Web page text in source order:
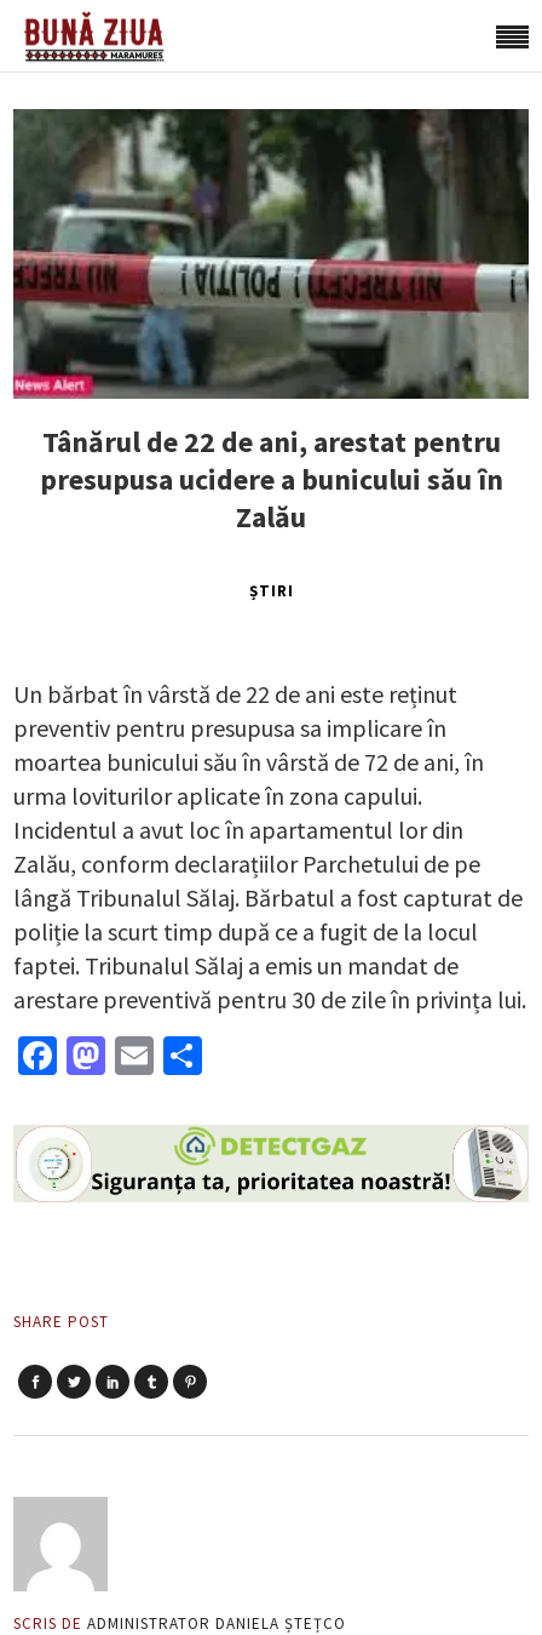
Tânărul de 22 de ani, arestat pentru
presupusa ucidere a bunicului său în
Zalău
ȘTIRI
Un bărbat în vârstă de 22 de ani este reținut
preventiv pentru presupusa sa implicare în
moartea bunicului său în vârstă de 72 de ani, în
urma loviturilor aplicate în zona capului.
Incidentul a avut loc în apartamentul lor din
Zalău, conform declarațiilor Parchetului de pe
lângă Tribunalul Sălaj. Bărbatul a fost capturat de
poliție la scurt timp după ce a fugit de la locul
faptei. Tribunalul Sălaj a emis un mandat de
arestare preventivă pentru 30 de zile în privința lui.
Facebook
Mastodon
Email
SHARE POST
SCRIS DE ADMINISTRATOR DANIELA ȘTEȚCO